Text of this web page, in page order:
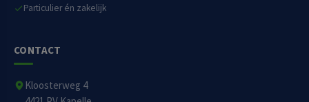
Particulier én zakelijk
CONTACT
Kloosterweg 4